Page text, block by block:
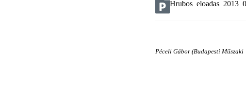
Péceli Gábor (Budapesti